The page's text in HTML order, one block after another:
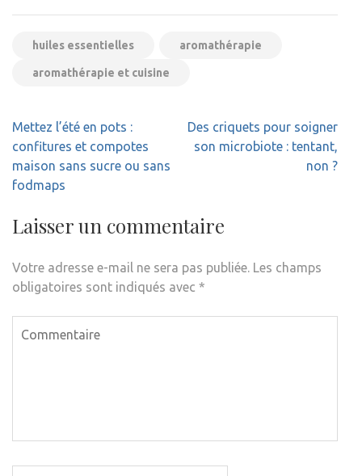
huiles essentielles aromathérapie
aromathérapie et cuisine
Navigation
de
l’article
Mettez l’été en pots :
confitures et compotes
maison sans sucre ou sans
fodmaps
Des criquets pour soigner
son microbiote : tentant,
non ?
Laisser un commentaire
Votre adresse e-mail ne sera pas publiée. Les champs
obligatoires sont indiqués avec *